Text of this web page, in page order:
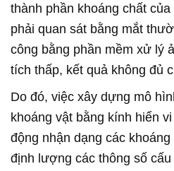
thành phần khoáng chất
phải quan sát bằng mắt
công bằng phần mềm xử lý
tích thấp, kết quả không đủ
Do đó, việc xây dựng mô
khoáng vật bằng kính hiển
động nhận dạng các
định lượng các thông số